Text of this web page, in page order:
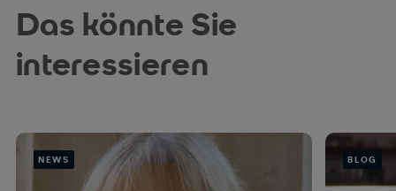
Das könnte Sie
interessieren
NEWS BLOG